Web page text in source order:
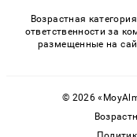
Возрастная
ответственности за
размещенные на
© 2026